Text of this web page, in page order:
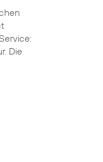
Die